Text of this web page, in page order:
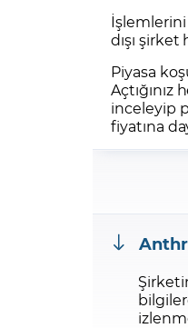
İşlemlerini
dışı
Piyasa
inceleyip
fiyatına